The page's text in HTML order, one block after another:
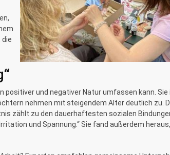
die
positiver und negativer Natur umfassen kann.
nehmen mit steigendem Alter deutlich zu.
zählt zu den dauerhaftesten sozialen
und Spannung.“ Sie fand außerdem